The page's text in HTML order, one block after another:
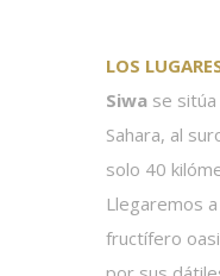
LOS
Siwa se
Sahara, al
solo 40
Llegaremos
fructífero